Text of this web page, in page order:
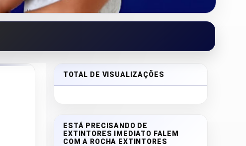
TOTAL DE VISUALIZAÇÕES
ESTÁ PRECISANDO DE
EXTINTORES IMEDIATO FALEM
COM A ROCHA EXTINTORES